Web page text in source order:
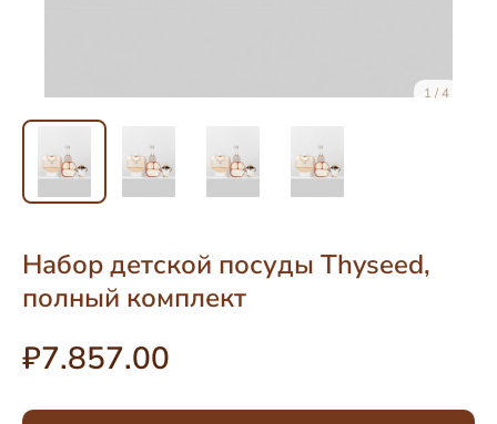
1 / 4
Набор детской посуды Thyseed,
полный комплект
₽7.857.00